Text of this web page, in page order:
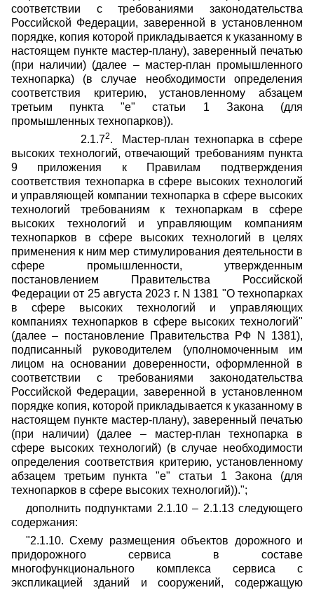
соответствии с требованиями законодательства
Российской Федерации, заверенной в установленном
порядке, копия которой прикладывается к указанному в
настоящем пункте мастер-плану), заверенный печатью
(при наличии) (далее – мастер-план промышленного
технопарка) (в случае необходимости определения
соответствия критерию, установленному абзацем
третьим пункта "е" статьи 1 Закона (для
промышленных технопарков)).
2.1.72. Мастер-план технопарка в сфере
высоких технологий, отвечающий требованиям пункта
9 приложения к Правилам подтверждения
соответствия технопарка в сфере высоких технологий
и управляющей компании технопарка в сфере высоких
технологий требованиям к технопаркам в сфере
высоких технологий и управляющим компаниям
технопарков в сфере высоких технологий в целях
применения к ним мер стимулирования деятельности в
сфере промышленности, утвержденным
постановлением Правительства Российской
Федерации от 25 августа 2023 г. N 1381 "О технопарках
в сфере высоких технологий и управляющих
компаниях технопарков в сфере высоких технологий"
(далее – постановление Правительства РФ N 1381),
подписанный руководителем (уполномоченным им
лицом на основании доверенности, оформленной в
соответствии с требованиями законодательства
Российской Федерации, заверенной в установленном
порядке копия, которой прикладывается к указанному в
настоящем пункте мастер-плану), заверенный печатью
(при наличии) (далее – мастер-план технопарка в
сфере высоких технологий) (в случае необходимости
определения соответствия критерию, установленному
абзацем третьим пункта "е" статьи 1 Закона (для
технопарков в сфере высоких технологий)).";
дополнить подпунктами 2.1.10 – 2.1.13 следующего
содержания:
"2.1.10. Схему размещения объектов дорожного и
придорожного сервиса в составе
многофункционального комплекса сервиса с
экспликацией зданий и сооружений, содержащую